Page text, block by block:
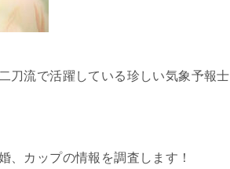
刀流で活躍している珍しい気象予報士
、カップの情報を調査します！